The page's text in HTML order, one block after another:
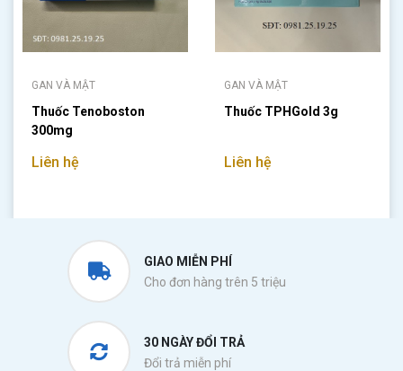
GAN VÀ MẬT
Thuốc Tenoboston
300mg
Liên hệ
GAN VÀ MẬT
Thuốc TPHGold 3g
Liên hệ
GIAO MIỄN PHÍ
Cho đơn hàng trên 5 triệu
30 NGÀY ĐỔI TRẢ
Đổi trả miễn phí